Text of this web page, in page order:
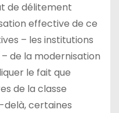
de délitement
effective de ce
– les institutions
de la modernisation
le fait que
de la classe
delà, certaines